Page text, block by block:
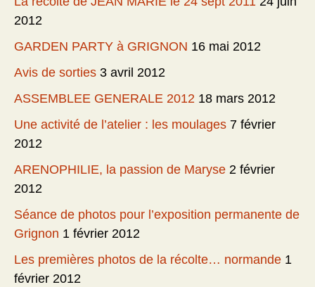
2012
GARDEN PARTY à GRIGNON 16 mai 2012
Avis de sorties 3 avril 2012
ASSEMBLEE GENERALE 2012 18 mars 2012
Une activité de l’atelier : les moulages 7 février
2012
ARENOPHILIE, la passion de Maryse 2 février
2012
Séance de photos pour l’exposition permanente de
Grignon 1 février 2012
Les premières photos de la récolte… normande 1
février 2012